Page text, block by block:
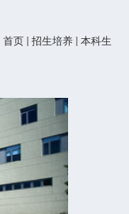
首页 招生培养 本科生